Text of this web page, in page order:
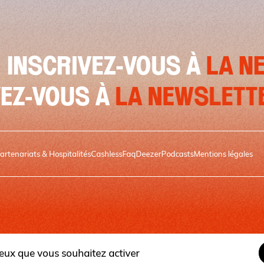
VOUS ÀLA
VOUS ÀLA
& HospitalitésCashlessFaqDeezerPodcastsMentions légales
que vous souhaitez activer